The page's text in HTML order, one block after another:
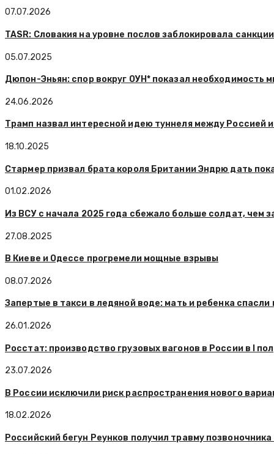
07.07.2026
TASR: Словакия на уровне послов заблокировала
05.07.2025
Дюпон-Эньян: спор вокруг ОУН* показал необходимость
24.06.2026
Трамп назвал интересной идею туннеля между Россией
18.10.2025
Стармер призвал брата короля Британии Эндрю дать
01.02.2026
Из ВСУ с начала 2025 года сбежало больше солдат, чем
27.08.2025
В Киеве и Одессе прогремели мощные взрывы
08.07.2026
Запертые в такси в ледяной воде: мать и ребенка
26.01.2026
Росстат: производство грузовых вагонов в России в I
23.07.2026
В России исключили риск распространения нового
18.02.2026
Российский бегун Реунков получил травму